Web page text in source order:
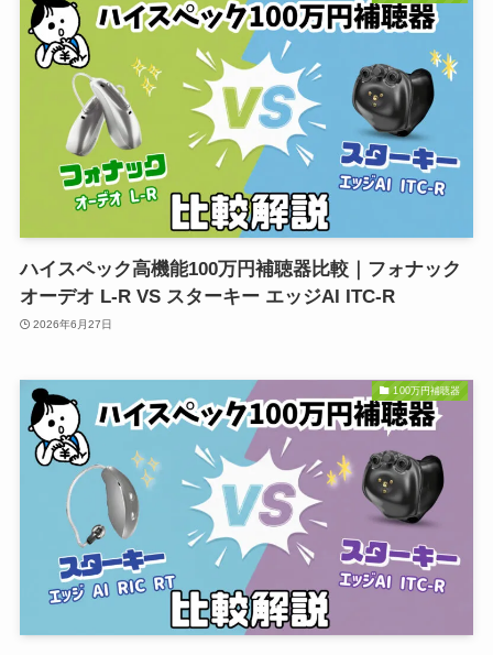
ハイスペック高機能100万円補聴器比較｜フォナック
オーデオ L-R VS スターキー エッジAI ITC-R
2026年6月27日
100万円補聴器